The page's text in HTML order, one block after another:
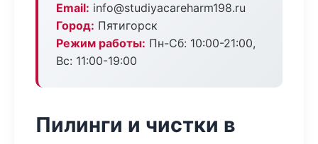
Email: info@studiyacareharm198.ru
Город: Пятигорск
Режим работы: Пн-Сб: 10:00-21:00,
Вс: 11:00-19:00
Пилинги и чистки в